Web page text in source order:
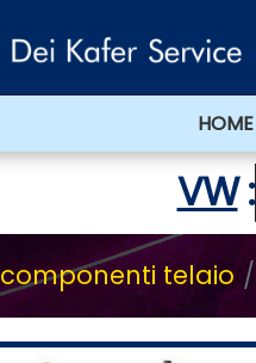
HOME
VW:
componenti telaio